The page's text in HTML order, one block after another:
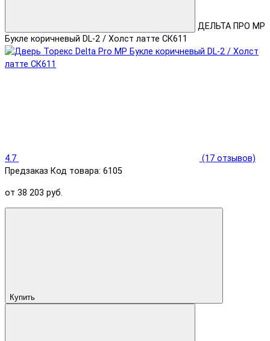
ДЕЛЬТА ПРО MP
Букле коричневый DL-2 / Холст латте СК611
4.7
(17 отзывов)
Предзаказ Код товара: 6105
от 38 203 руб.
Купить